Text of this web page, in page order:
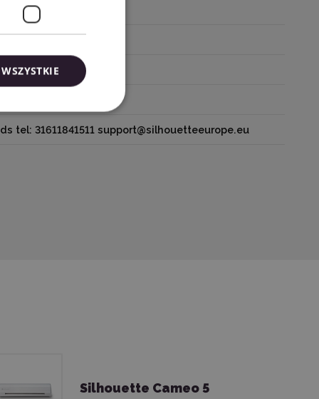
tel: 31611841511 support@silhouetteeurope.eu
Silhouette Cameo 5